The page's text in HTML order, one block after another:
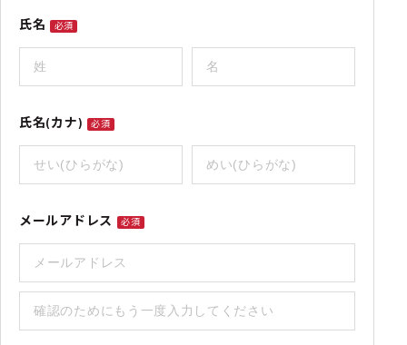
氏名 必須
氏名(カナ) 必須
メールアドレス 必須